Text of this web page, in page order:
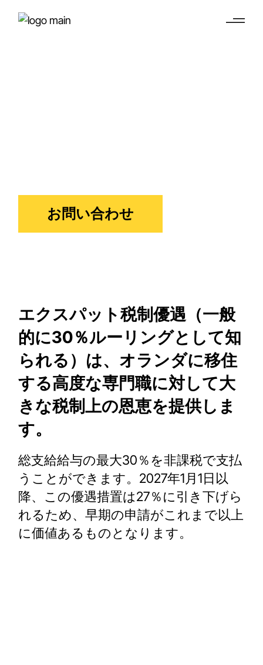
お問い合わせ
エクスパット税制優遇（一般
的に30％ルーリングとして知
られる）は、オランダに移住
する高度な専門職に対して大
きな税制上の恩恵を提供しま
す。
総支給給与の最大30％を非課税で支払
うことができます。2027年1月1日以
降、この優遇措置は27％に引き下げら
れるため、早期の申請がこれまで以上
に価値あるものとなります。